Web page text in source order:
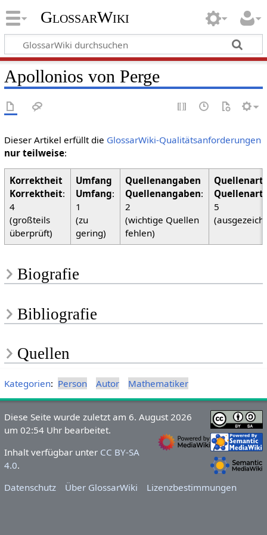
GlossarWiki
Apollonios von Perge
Dieser Artikel erfüllt die GlossarWiki-Qualitätsanforderungen
nur teilweise:
Korrektheit:
4
(großteils
überprüft)
Umfang:
1
(zu
gering)
Quellenangaben:
2
(wichtige Quellen
fehlen)
5
Biografie
Bibliografie
Quellen
Kategorien: Person Autor Mathematiker
Diese Seite wurde zuletzt am 6. August 2026
um 02:54 Uhr bearbeitet.
Inhalt verfügbar unter CC BY-SA
4.0.
Datenschutz
Über GlossarWiki Lizenzbestimmungen